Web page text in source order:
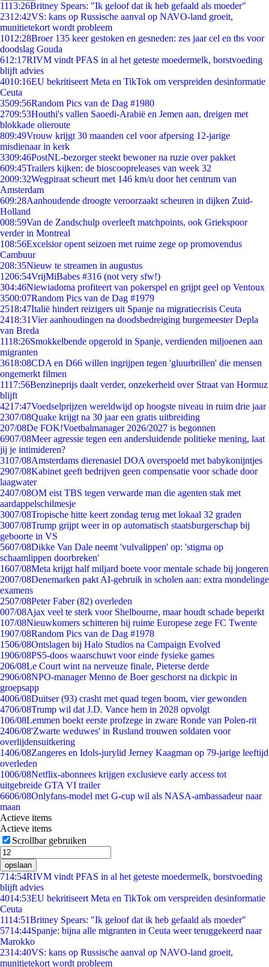
1113:26Britney Spears: "Ik geloof dat ik heb gefaald als moeder"
2312:42VS: kans op Russische aanval op NAVO-land groeit,
munitietekort wordt probleem
1012:28Broer 135 keer gestoken en gesneden: zes jaar cel en tbs voor
doodslag Gouda
612:17RIVM vindt PFAS in al het geteste moedermelk, borstvoeding
blijft advies
4010:16EU bekritiseert Meta en TikTok om verspreiden desinformatie
Ceuta
3509:56Random Pics van de Dag #1980
2709:53Houthi's vallen Saoedi-Arabië en Jemen aan, dreigen met
blokkade olieroute
809:49Vrouw krijgt 30 maanden cel voor afpersing 12-jarige
misdienaar in kerk
3309:46PostNL-bezorger steekt bewoner na ruzie over pakket
609:45Trailers kijken: de bioscoopreleases van week 32
2009:32Wegpiraat scheurt met 146 km/u door het centrum van
Amsterdam
609:28Aanhoudende droogte veroorzaakt scheuren in dijken Zuid-
Holland
008:59Van de Zandschulp overleeft matchpoints, ook Griekspoor
verder in Montreal
108:56Excelsior opent seizoen met ruime zege op promovendus
Cambuur
208:35Nieuw te streamen in augustus
1206:54VrijMiBabes #316 (not very sfw!)
304:46Niewiadoma profiteert van pokerspel en grijpt geel op Ventoux
3500:07Random Pics van de Dag #1979
2518:47Italië hindert reizigers uit Spanje na migratiecrisis Ceuta
2418:31Vier aanhoudingen na doodsbedreiging burgemeester Depla
van Breda
1118:26Smokkelbende opgerold in Spanje, verdienden miljoenen aan
migranten
3618:08CDA en D66 willen ingrijpen tegen 'gluurbrillen' die mensen
ongemerkt filmen
1117:56Benzineprijs daalt verder, onzekerheid over Straat van Hormuz
blijft
4217:47Voedselprijzen wereldwijd op hoogste niveau in ruim drie jaar
2307/08Quake krijgt na 30 jaar een gratis uitbreiding
207/08De FOK!Voetbalmanager 2026/2027 is begonnen
6907/08Meer agressie tegen een andersluidende politieke mening, laat
jij je intimideren?
3107/08Amsterdams dierenasiel DOA overspoeld met babykonijntjes
2907/08Kabinet geeft bedrijven geen compensatie voor schade door
laagwater
2407/08OM eist TBS tegen verwarde man die agenten stak met
aardappelschilmesje
3007/08Tropische hitte keert zondag terug met lokaal 32 graden
3007/08Trump grijpt weer in op automatisch staatsburgerschap bij
geboorte in VS
5607/08Dikke Van Dale neemt 'vulvalippen' op: 'stigma op
schaamlippen doorbreken'
1607/08Meta krijgt half miljard boete voor mentale schade bij jongeren
2007/08Denemarken pakt AI-gebruik in scholen aan: extra mondelinge
examens
2507/08Peter Faber (82) overleden
007/08Ajax veel te sterk voor Shelbourne, maar houdt schade beperkt
107/08Nieuwkomers schitteren bij ruime Europese zege FC Twente
1907/08Random Pics van de Dag #1978
1506/08Ontslagen bij Halo Studios na Campaign Evolved
1906/08PS5-doos waarschuwt voor einde fysieke games
206/08Le Court wint na nerveuze finale, Pieterse derde
2906/08NPO-manager Menno de Boer geschorst na dickpic in
groepsapp
4006/08Duitser (93) crasht met quad tegen boom, vier gewonden
4706/08Trump wil dat J.D. Vance hem in 2028 opvolgt
106/08Lemmen boekt eerste profzege in zware Ronde van Polen-rit
2406/08'Zwarte weduwes' in Rusland trouwen soldaten voor
overlijdensuitkering
1406/08Zangeres en Idols-jurylid Jerney Kaagman op 79-jarige leeftijd
overleden
1006/08Netflix-abonnees krijgen exclusieve early access tot
uitgebreide GTA VI trailer
6606/08Onlyfans-model met G-cup wil als NASA-ambassadeur naar
maan
Actieve items
Actieve items
Scrollbar gebruiken
opslaan
714:54RIVM vindt PFAS in al het geteste moedermelk, borstvoeding
blijft advies
4014:53EU bekritiseert Meta en TikTok om verspreiden desinformatie
Ceuta
1114:51Britney Spears: "Ik geloof dat ik heb gefaald als moeder"
5714:44Spanje: bijna alle migranten in Ceuta weer teruggekeerd naar
Marokko
2314:40VS: kans op Russische aanval op NAVO-land groeit,
munitietekort wordt probleem